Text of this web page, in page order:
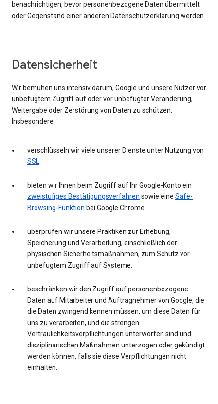
benachrichtigen, bevor personenbezogene Daten übermittelt
oder Gegenstand einer anderen Datenschutzerklärung werden.
Datensicherheit
Wir bemühen uns intensiv darum, Google und unsere Nutzer vor
unbefugtem Zugriff auf oder vor unbefugter Veränderung,
Weitergabe oder Zerstörung von Daten zu schützen.
Insbesondere:
verschlüsseln wir viele unserer Dienste unter Nutzung von
SSL.
bieten wir Ihnen beim Zugriff auf Ihr Google-Konto ein
zweistufiges Bestätigungsverfahren sowie eine Safe-
Browsing-Funktion bei Google Chrome.
überprüfen wir unsere Praktiken zur Erhebung,
Speicherung und Verarbeitung, einschließlich der
physischen Sicherheitsmaßnahmen, zum Schutz vor
unbefugtem Zugriff auf Systeme.
beschränken wir den Zugriff auf personenbezogene
Daten auf Mitarbeiter und Auftragnehmer von Google, die
die Daten zwingend kennen müssen, um diese Daten für
uns zu verarbeiten, und die strengen
Vertraulichkeitsverpflichtungen unterworfen sind und
disziplinarischen Maßnahmen unterzogen oder gekündigt
werden können, falls sie diese Verpflichtungen nicht
einhalten.